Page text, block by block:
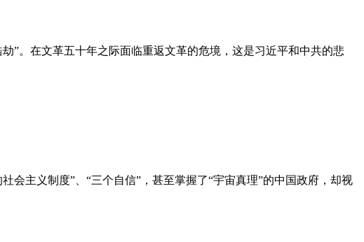
”。在文革五十年之际面临重返文革的危境，这是习近平和中共的悲
会主义制度”、“三个自信”，甚至掌握了“宇宙真理”的中国政府，却视